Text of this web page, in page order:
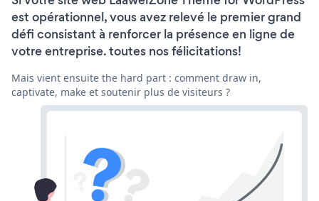
est opérationnel, vous avez relevé le premier grand
défi consistant à renforcer la présence en ligne de
votre entreprise. toutes nos félicitations!
Mais vient ensuite the hard part : comment draw in,
captivate, make et soutenir plus de visiteurs ?